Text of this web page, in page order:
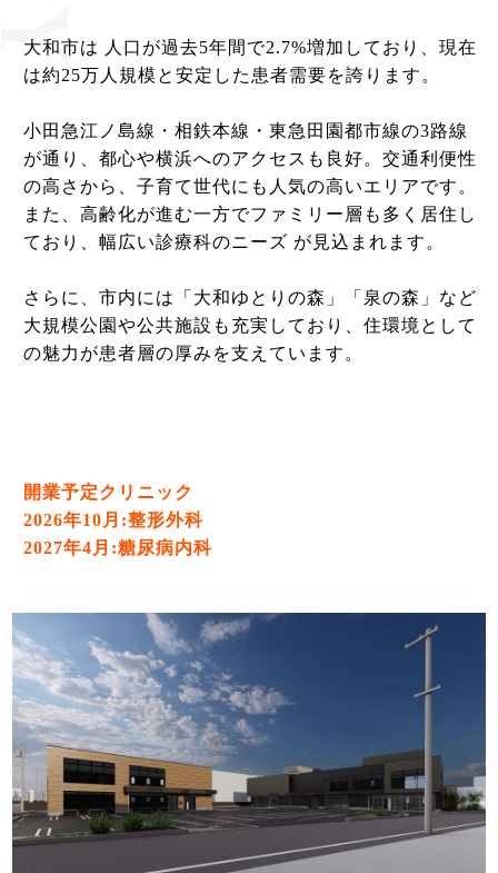
大和市は 人口が過去5年間で2.7%増加しており、現在
は約25万人規模と安定した患者需要を誇ります。
小田急江ノ島線・相鉄本線・東急田園都市線の3路線
が通り、都心や横浜へのアクセスも良好。交通利便性
の高さから、子育て世代にも人気の高いエリアです。
また、高齢化が進む一方でファミリー層も多く居住し
ており、幅広い診療科のニーズ が見込まれます。
さらに、市内には「大和ゆとりの森」「泉の森」など
大規模公園や公共施設も充実しており、住環境として
の魅力が患者層の厚みを支えています。
開業予定クリニック
2026年10月:整形外科
2027年4月:糖尿病内科